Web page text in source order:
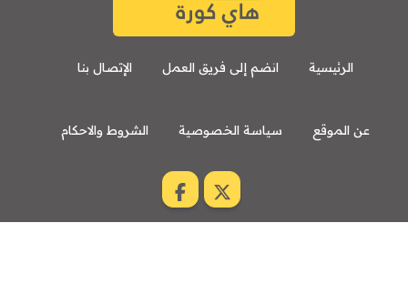
الرئيسية انضم إلى فريق العمل الإتصال بنا
عن الموقع سياسة الخصوصية الشروط والاحكام